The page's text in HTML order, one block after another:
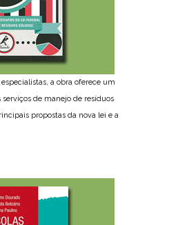
a obra oferece um
de manejo de resíduos
propostas da nova lei e a